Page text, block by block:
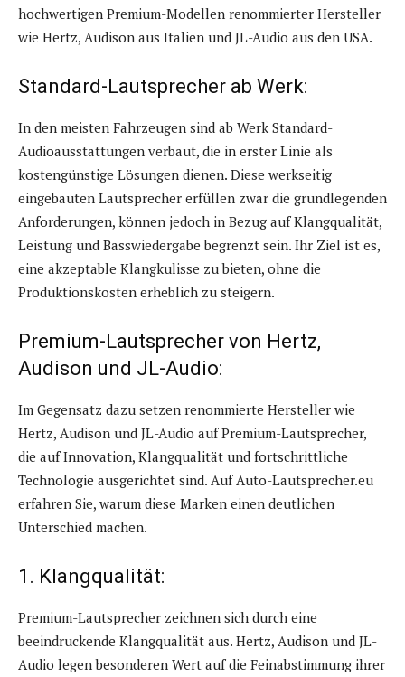
hochwertigen Premium-Modellen renommierter Hersteller
wie Hertz, Audison aus Italien und JL-Audio aus den USA.
Standard-Lautsprecher ab Werk:
In den meisten Fahrzeugen sind ab Werk Standard-
Audioausstattungen verbaut, die in erster Linie als
kostengünstige Lösungen dienen. Diese werkseitig
eingebauten Lautsprecher erfüllen zwar die grundlegenden
Anforderungen, können jedoch in Bezug auf Klangqualität,
Leistung und Basswiedergabe begrenzt sein. Ihr Ziel ist es,
eine akzeptable Klangkulisse zu bieten, ohne die
Produktionskosten erheblich zu steigern.
Premium-Lautsprecher von Hertz,
Audison und JL-Audio:
Im Gegensatz dazu setzen renommierte Hersteller wie
Hertz, Audison und JL-Audio auf Premium-Lautsprecher,
die auf Innovation, Klangqualität und fortschrittliche
Technologie ausgerichtet sind. Auf Auto-Lautsprecher.eu
erfahren Sie, warum diese Marken einen deutlichen
Unterschied machen.
1. Klangqualität:
Premium-Lautsprecher zeichnen sich durch eine
beeindruckende Klangqualität aus. Hertz, Audison und JL-
Audio legen besonderen Wert auf die Feinabstimmung ihrer